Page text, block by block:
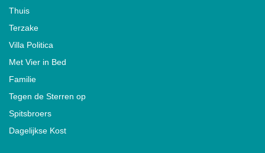
Thuis
Terzake
Villa Politica
Met Vier in Bed
Familie
Tegen de Sterren op
Spitsbroers
Dagelijkse Kost